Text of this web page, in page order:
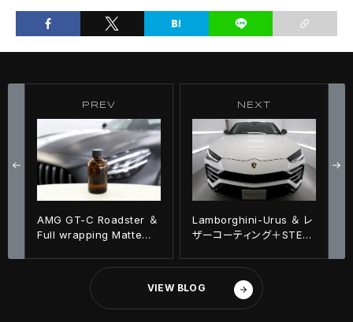
PREV
AMG GT-C Roadster ＆
Full wrapping Matte
NEXT
Lamborghini-Urus ＆ レ
ザーコーティング＋STEK
VIEW BLOG